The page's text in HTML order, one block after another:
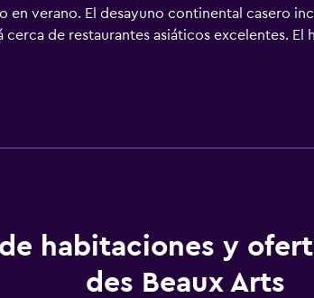
en verano. El desayuno continental casero
de restaurantes asiáticos excelentes. El
directo: el Museo del Louvre, la ópera, la
Montparnasse, la Torre Eiffel - A 5 minutos
habitaciones y
des Beaux Arts